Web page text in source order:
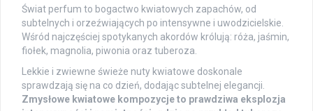
Świat perfum to bogactwo kwiatowych zapachów, od
subtelnych i orzeźwiających po intensywne i uwodzicielskie.
Wśród najczęściej spotykanych akordów królują: róża, jaśmin,
fiołek, magnolia, piwonia oraz tuberoza.
Lekkie i zwiewne świeże nuty kwiatowe doskonale
sprawdzają się na co dzień, dodając subtelnej elegancji.
Zmysłowe kwiatowe kompozycje to prawdziwa eksplozja